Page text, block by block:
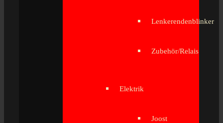
Lenkerendenblinker
Zubehör/Relais
Elektrik
Joost